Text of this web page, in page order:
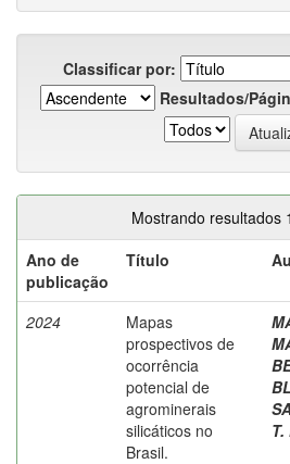
Classificar por:
Resultados/
Mostrando resultados
Ano de
publicação
Título
2024
Mapas
prospectivos de
ocorrência
potencial de
agrominerais
silicáticos no
Brasil.
T.